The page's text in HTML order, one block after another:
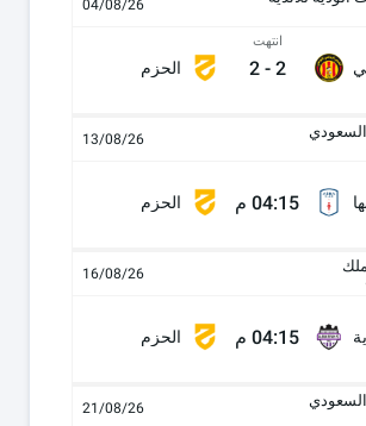
04/08/26
انتهت
2
-
2 الحزم
السعودي 13/08/26
04:15 م الحزم
16/08/26
04:15 م الحزم
السعودي 21/08/26